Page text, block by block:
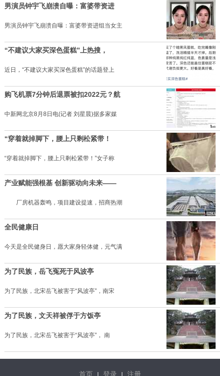
男演员钟宇飞崩溃自曝：富婆带资进
男演员钟宇飞崩溃自曝：富婆带资进组当女主
“不建议大家买深色蛋糕”上热搜，
近日，“不建议大家买深色蛋糕”的话题登上
购飞机票7分钟后退票被扣2022元？航
中新网北京8月8日电(记者 刘星晨)据多家媒
“穿着就掉脚下，腰上只剩松紧带！
“穿着就掉脚下，腰上只剩松紧带！”女子称
产业赋能强根基 创新驱动向未来——
厂房机器轰鸣，项目建设提速，招商热潮
全民健康日
今天是全民健身日，愿大家身轻体健，元气满
为了民族，岳飞冤死于风波亭
为了民族，北宋岳飞被害于“风波亭”，南宋
为了民族，文天祥被俘于方饭亭
为了民族，北宋岳飞被害于“风波亭”， 南
首页 登录 注册